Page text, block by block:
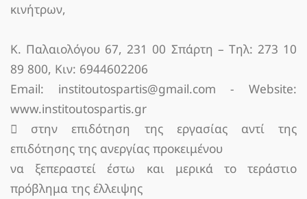
κινήτρων,
K. Παλαιολόγου 67, 231 00 Σπάρτη – Τηλ: 273 10
89 800, Κιν: 6944602206
Email: institoutospartis@gmail.com - Website:
www.institoutospartis.gr
 στην επιδότηση της εργασίας αντί της
επιδότησης της ανεργίας προκειμένου
να ξεπεραστεί έστω και μερικά το τεράστιο
πρόβλημα της έλλειψης